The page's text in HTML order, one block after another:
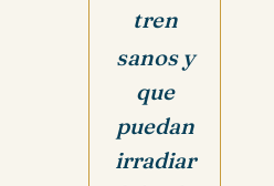
tren
sanos y
que
puedan
irradiar